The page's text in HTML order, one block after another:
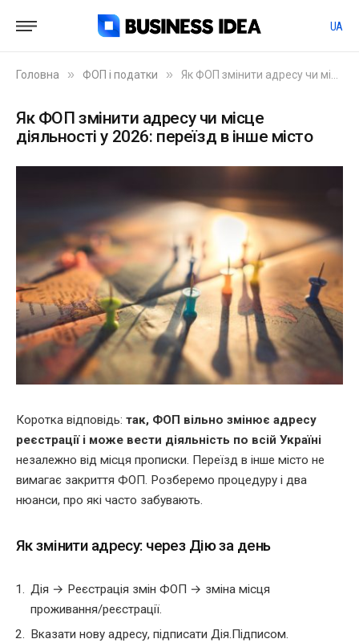
UA
Головна » ФОП і податки » Як ФОП змінити адресу чи місце діяльності у 2026: переїзд в інше місто
Як ФОП змінити адресу чи місце
діяльності у 2026: переїзд в інше місто
Коротка відповідь: так, ФОП вільно змінює адресу
реєстрації і може вести діяльність по всій Україні
незалежно від місця прописки. Переїзд в інше місто не
вимагає закриття ФОП. Розберемо процедуру і два
нюанси, про які часто забувають.
Як змінити адресу: через Дію за день
Дія → Реєстрація змін ФОП → зміна місця
проживання/реєстрації.
Вказати нову адресу, підписати Дія.Підписом.